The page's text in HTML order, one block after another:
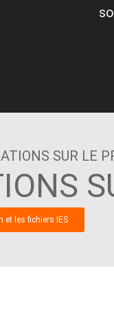
SUR LE
et les fichiers IES